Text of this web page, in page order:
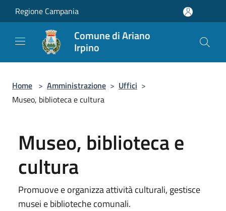
Salta al contenuto principale
Regione Campania
Comune di Ariano
Irpino
Home > Amministrazione > Uffici >
Museo, biblioteca e cultura
Museo, biblioteca e
cultura
Promuove e organizza attività culturali, gestisce
musei e biblioteche comunali.